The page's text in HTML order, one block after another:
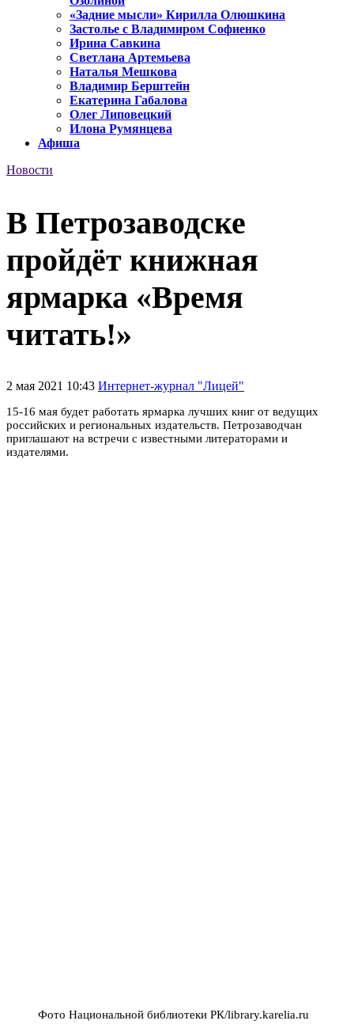
«Задние мысли» Кирилла Олюшкина
Застолье с Владимиром Софиенко
Ирина Савкина
Светлана Артемьева
Наталья Мешкова
Владимир Берштейн
Екатерина Габалова
Олег Липовецкий
Илона Румянцева
Афиша
Новости
В Петрозаводске
пройдёт книжная
ярмарка «Время
читать!»
2 мая 2021 10:43 Интернет-журнал "Лицей"
15-16 мая будет работать ярмарка лучших книг от ведущих
российских и региональных издательств. Петрозаводчан
приглашают на встречи с известными литераторами и
издателями.
Фото Национальной библиотеки РК/library.karelia.ru